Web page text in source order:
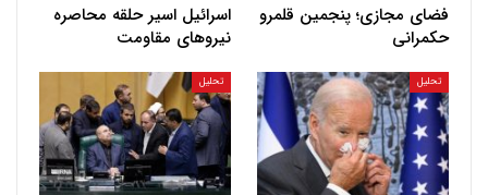
فضای مجازی؛ پنجمین قلمرو
حکمرانی
اسرائیل اسیر حلقه محاصره
نیروهای مقاومت
تحلیل تحلیل